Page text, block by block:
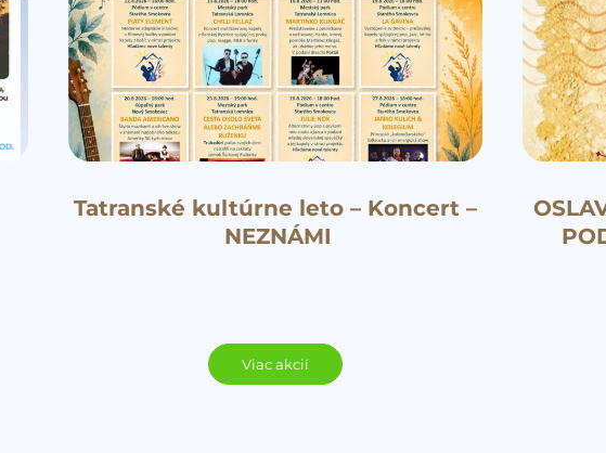
Tatranské kultúrne leto – Koncert –
NEZNÁMI
Viac akcií